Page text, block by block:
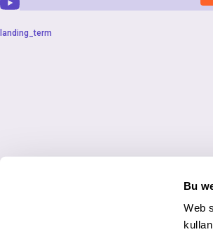
Bu
Web
landing_term